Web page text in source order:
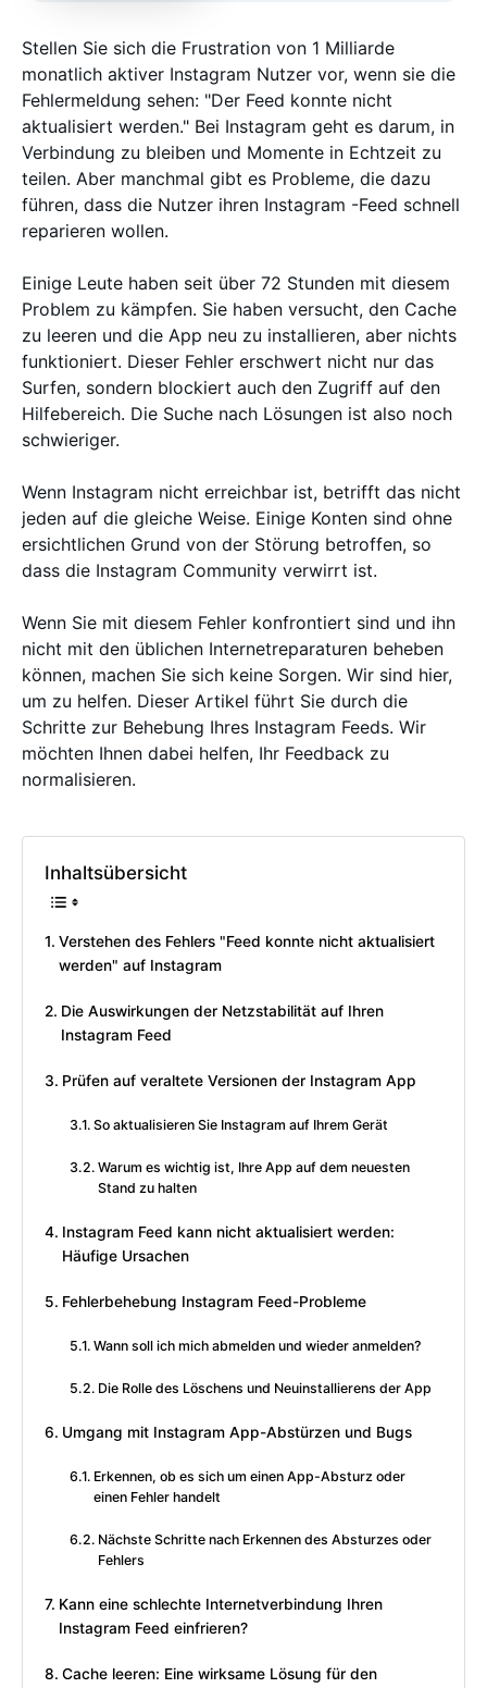
Stellen Sie sich die Frustration von 1 Milliarde
monatlich aktiver Instagram Nutzer vor, wenn sie die
Fehlermeldung sehen: "Der Feed konnte nicht
aktualisiert werden." Bei Instagram geht es darum, in
Verbindung zu bleiben und Momente in Echtzeit zu
teilen. Aber manchmal gibt es Probleme, die dazu
führen, dass die Nutzer ihren Instagram -Feed schnell
reparieren wollen.
Einige Leute haben seit über 72 Stunden mit diesem
Problem zu kämpfen. Sie haben versucht, den Cache
zu leeren und die App neu zu installieren, aber nichts
funktioniert. Dieser Fehler erschwert nicht nur das
Surfen, sondern blockiert auch den Zugriff auf den
Hilfebereich. Die Suche nach Lösungen ist also noch
schwieriger.
Wenn Instagram nicht erreichbar ist, betrifft das nicht
jeden auf die gleiche Weise. Einige Konten sind ohne
ersichtlichen Grund von der Störung betroffen, so
dass die Instagram Community verwirrt ist.
Wenn Sie mit diesem Fehler konfrontiert sind und ihn
nicht mit den üblichen Internetreparaturen beheben
können, machen Sie sich keine Sorgen. Wir sind hier,
um zu helfen. Dieser Artikel führt Sie durch die
Schritte zur Behebung Ihres Instagram Feeds. Wir
möchten Ihnen dabei helfen, Ihr Feedback zu
normalisieren.
Inhaltsübersicht
Verstehen des Fehlers "Feed konnte nicht aktualisiert
werden" auf Instagram
Die Auswirkungen der Netzstabilität auf Ihren
Instagram Feed
Prüfen auf veraltete Versionen der Instagram App
So aktualisieren Sie Instagram auf Ihrem Gerät
Warum es wichtig ist, Ihre App auf dem neuesten
Stand zu halten
Instagram Feed kann nicht aktualisiert werden:
Häufige Ursachen
Fehlerbehebung Instagram Feed-Probleme
Wann soll ich mich abmelden und wieder anmelden?
Die Rolle des Löschens und Neuinstallierens der App
Umgang mit Instagram App-Abstürzen und Bugs
Erkennen, ob es sich um einen App-Absturz oder
einen Fehler handelt
Nächste Schritte nach Erkennen des Absturzes oder
Fehlers
Kann eine schlechte Internetverbindung Ihren
Instagram Feed einfrieren?
Cache leeren: Eine wirksame Lösung für den